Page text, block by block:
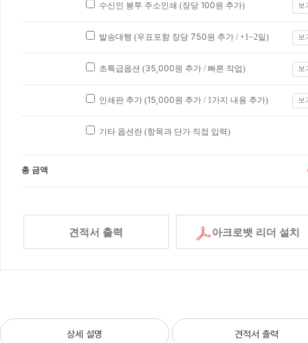
수신인 봉투 주소인쇄 (장당 100원 추가) 보
발송대행 (우표포함 장당 750원 추가 / +1~2일) 보
초특급옵션 (35,000원 추가 / 빠른 작업) 보
인쇄판 추가 (15,000원 추가 / 1가지 내용 추가) 보
기타 옵션란 (항목과 단가 직접 입력)
총 금액
견적서 출력 아크로뱃 리더 설치
상세 설명 견적서 출력